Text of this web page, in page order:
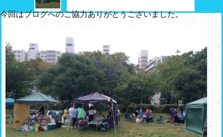
今回はブログへのご協力ありがとうございました。